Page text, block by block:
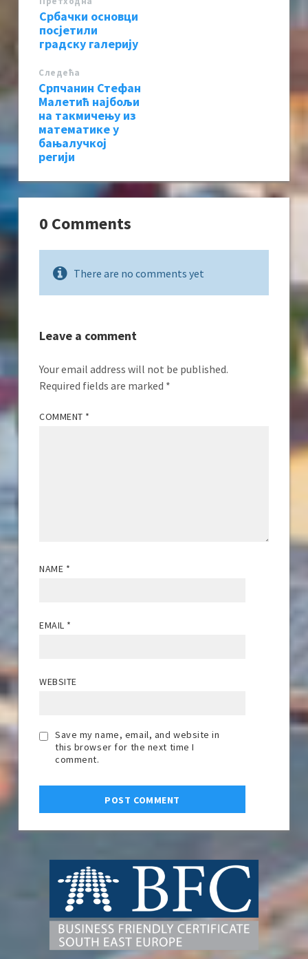
Србачки основци
посјетили
градску галерију
Следећa
Српчанин Стефан
Малетић најбољи
на такмичењу из
математике у
бањалучкој
регији
0 Comments
There are no comments yet
Leave a comment
Your email address will not be published.
Required fields are marked *
COMMENT *
NAME *
EMAIL *
WEBSITE
Save my name, email, and website in
this browser for the next time I
comment.